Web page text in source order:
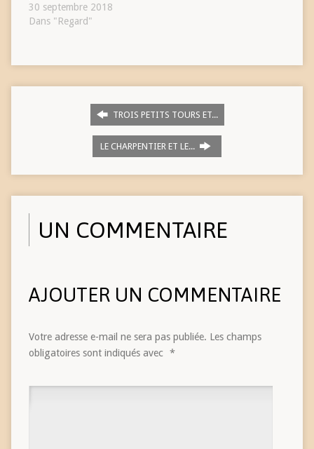
30 septembre 2018
Dans "Regard"
TROIS PETITS TOURS ET...
LE CHARPENTIER ET LE...
UN COMMENTAIRE
AJOUTER UN COMMENTAIRE
Votre adresse e-mail ne sera pas publiée. Les champs
obligatoires sont indiqués avec *